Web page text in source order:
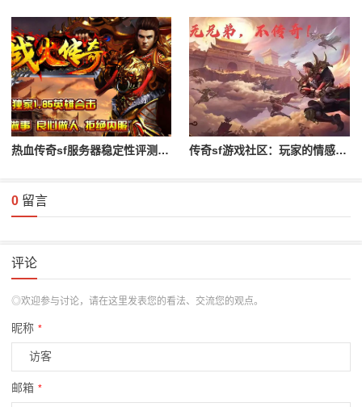
热血传奇sf服务器稳定性评测与对比 传奇sf游戏社区：玩家的情感与归属
0 留言
评论
◎欢迎参与讨论，请在这里发表您的看法、交流您的观点。
昵称 *
邮箱 *